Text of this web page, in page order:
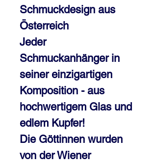
Schmuckdesign aus
Österreich
Jeder
Schmuckanhänger in
seiner einzigartigen
Komposition - aus
hochwertigem Glas und
edlem Kupfer!
Die Göttinnen wurden
von der Wiener